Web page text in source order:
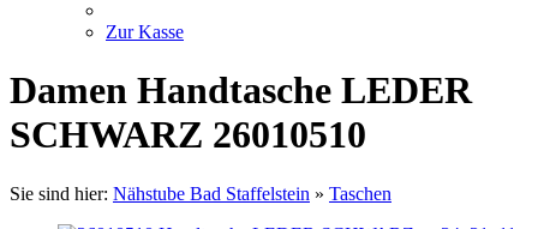
Zur Kasse
Damen Handtasche LEDER
SCHWARZ 26010510
Sie sind hier: Nähstube Bad Staffelstein » Taschen